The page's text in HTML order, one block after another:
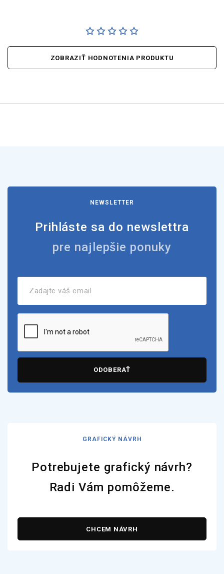
ZOBRAZIŤ HODNOTENIA PRODUKTU
NEWSLETTER
Prihláste sa do newslettra
pre najlepšie ponuky
ODOBERAŤ
GRAFICKÝ NÁVRH
Potrebujete grafický návrh?
Radi Vám pomôžeme.
CHCEM NÁVRH